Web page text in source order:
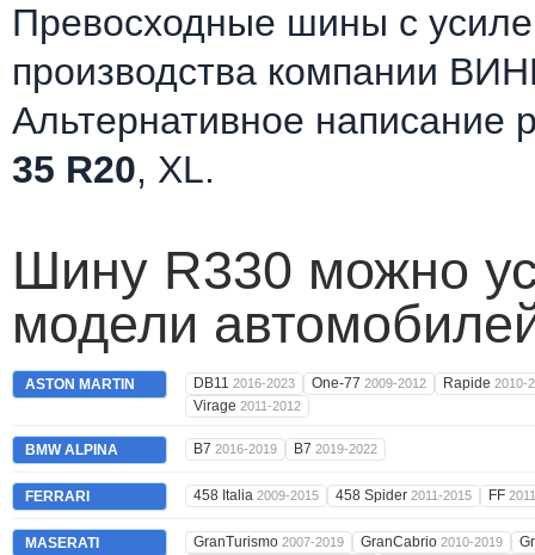
Превосходные шины c
производства компании
Альтернативное написание
35 R20, XL.
Шину R330 можно
модели
ASTON MARTIN DB11 2016-2023 One-77 2009-2012 Rapide 2010-
Virage 2011-2012
BMW ALPINA B7 2016-2019 B7 2019-2022
FERRARI 458 Italia 2009-2015 458 Spider 2011-2015 FF
MASERATI GranTurismo 2007-2019 GranCabrio 2010-2019